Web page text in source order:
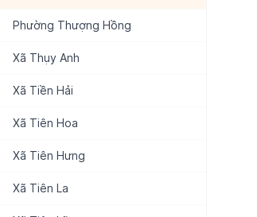
Phường Thượng Hồng
Xã Thụy Anh
Xã Tiền Hải
Xã Tiên Hoa
Xã Tiên Hưng
Xã Tiên La